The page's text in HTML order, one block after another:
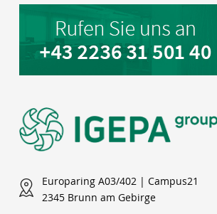
Europaring A03/402 | Campus21
2345 Brunn am Gebirge